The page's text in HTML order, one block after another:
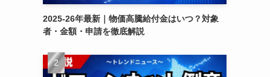
2025-26年最新｜物価高騰給付金はいつ？対象
者・金額・申請を徹底解説